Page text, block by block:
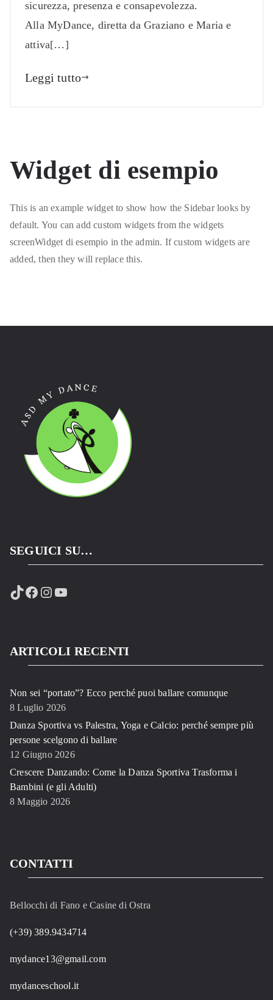
sicurezza, presenza e consapevolezza.
Alla MyDance, diretta da Graziano e Maria e
attiva[…]
Leggi tutto
Widget di esempio
This is an example widget to show how the Sidebar looks by
default. You can add custom widgets from the widgets
screenWidget di esempio in the admin. If custom widgets are
added, then they will replace this.
SEGUICI SU…
TikTok
Facebook
Instagram
YouTube
ARTICOLI RECENTI
Non sei “portato”? Ecco perché puoi ballare comunque
8 Luglio 2026
Danza Sportiva vs Palestra, Yoga e Calcio: perché sempre più
persone scelgono di ballare
12 Giugno 2026
Crescere Danzando: Come la Danza Sportiva Trasforma i
Bambini (e gli Adulti)
8 Maggio 2026
CONTATTI
Bellocchi di Fano e Casine di Ostra
(+39) 389.9434714
mydance13@gmail.com
mydanceschool.it